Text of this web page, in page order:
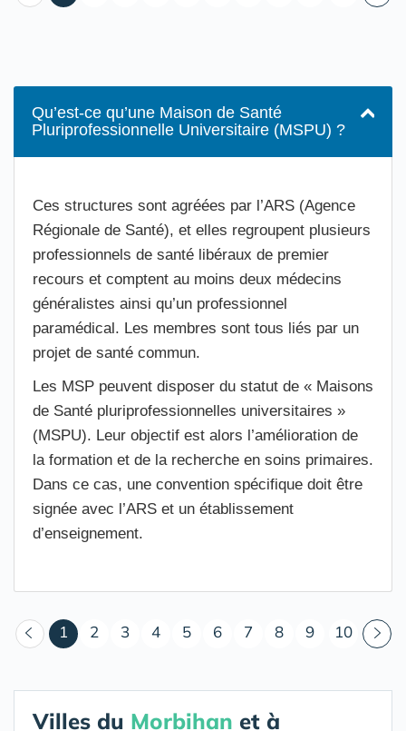
Qu’est-ce qu’une Maison de Santé
Pluriprofessionnelle Universitaire (MSPU) ?
Ces structures sont agréées par l’ARS (Agence
Régionale de Santé), et elles regroupent plusieurs
professionnels de santé libéraux de premier
recours et comptent au moins deux médecins
généralistes ainsi qu’un professionnel
paramédical. Les membres sont tous liés par un
projet de santé commun.
Les MSP peuvent disposer du statut de « Maisons
de Santé pluriprofessionnelles universitaires »
(MSPU). Leur objectif est alors l’amélioration de
la formation et de la recherche en soins primaires.
Dans ce cas, une convention spécifique doit être
signée avec l’ARS et un établissement
d’enseignement.
1 (courant)
2 3 4 5 6 7 8 9 10
Villes du Morbihan et à